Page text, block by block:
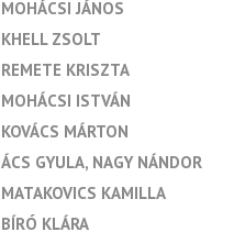
MOHÁCSI JÁNOS
KHELL ZSOLT
REMETE KRISZTA
MOHÁCSI ISTVÁN
KOVÁCS MÁRTON
ÁCS GYULA NAGY NÁNDOR
MATAKOVICS KAMILLA
BÍRÓ KLÁRA